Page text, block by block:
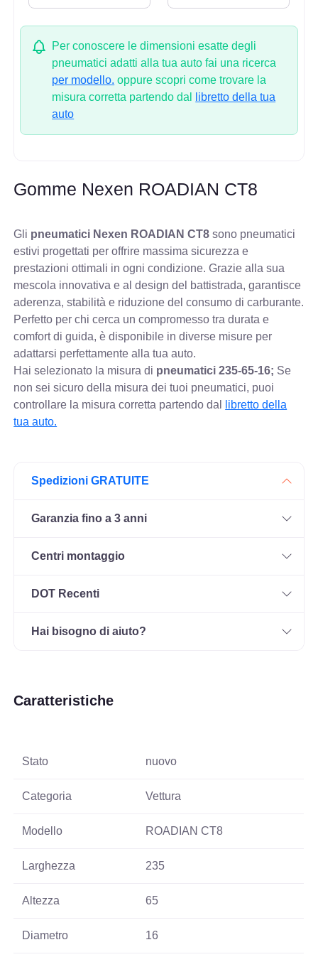
Per conoscere le dimensioni esatte degli
pneumatici adatti alla tua auto fai una ricerca
per modello. oppure scopri come trovare la
misura corretta partendo dal
libretto della tua
auto
Gomme Nexen ROADIAN CT8
Gli pneumatici Nexen ROADIAN CT8 sono pneumatici
estivi progettati per offrire massima sicurezza e
prestazioni ottimali in ogni condizione. Grazie alla sua
mescola innovativa e al design del battistrada, garantisce
aderenza, stabilità e riduzione del consumo di carburante.
Perfetto per chi cerca un compromesso tra durata e
comfort di guida, è disponibile in diverse misure per
adattarsi perfettamente alla tua auto.
Hai selezionato la misura di pneumatici235-65-16; Se
non sei sicuro della misura dei tuoi pneumatici, puoi
controllare la misura corretta partendo dal
libretto della
tua auto.
Spedizioni GRATUITE
Garanzia fino a 3 anni
Centri montaggio
DOT Recenti
Hai bisogno di aiuto?
Caratteristiche
Stato nuovo
Categoria Vettura
Modello ROADIAN CT8
Larghezza 235
Altezza 65
Diametro 16